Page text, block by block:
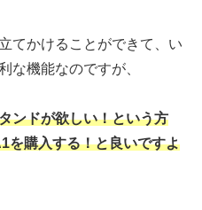
てかけることができて、い
な機能なのですが、
ンドが欲しい！という方
を購入する！と良いですよ